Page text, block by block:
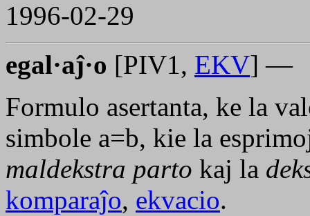
1996-02-29
egal·aĵ·o [PIV1, EKV] —
Formulo asertanta, ke la
simbole a=b, kie la
maldekstra parto kaj la
komparaĵo, ekvacio.